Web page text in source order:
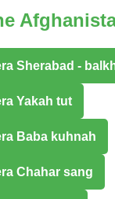
Sherabad -
Yakah tut
Baba kuhnah
Chahar sang